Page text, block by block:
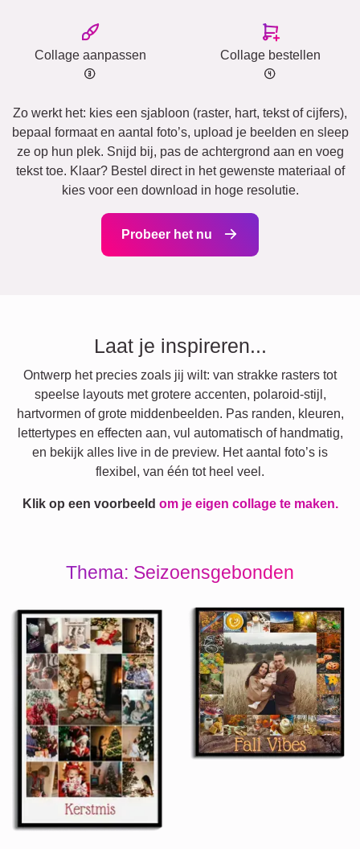
Collage aanpassen Collage bestellen
Zo werkt het: kies een sjabloon (raster, hart, tekst of cijfers),
bepaal formaat en aantal foto’s, upload je beelden en sleep
ze op hun plek. Snijd bij, pas de achtergrond aan en voeg
tekst toe. Klaar? Bestel direct in het gewenste materiaal of
kies voor een download in hoge resolutie.
Probeer het nu
Laat je inspireren...
Ontwerp het precies zoals jij wilt: van strakke rasters tot
speelse layouts met grotere accenten, polaroid-stijl,
hartvormen of grote middenbeelden. Pas randen, kleuren,
lettertypes en effecten aan, vul automatisch of handmatig,
en bekijk alles live in de preview. Het aantal foto’s is
flexibel, van één tot heel veel.
Klik op een voorbeeld om je eigen collage te maken.
Thema: Seizoensgebonden